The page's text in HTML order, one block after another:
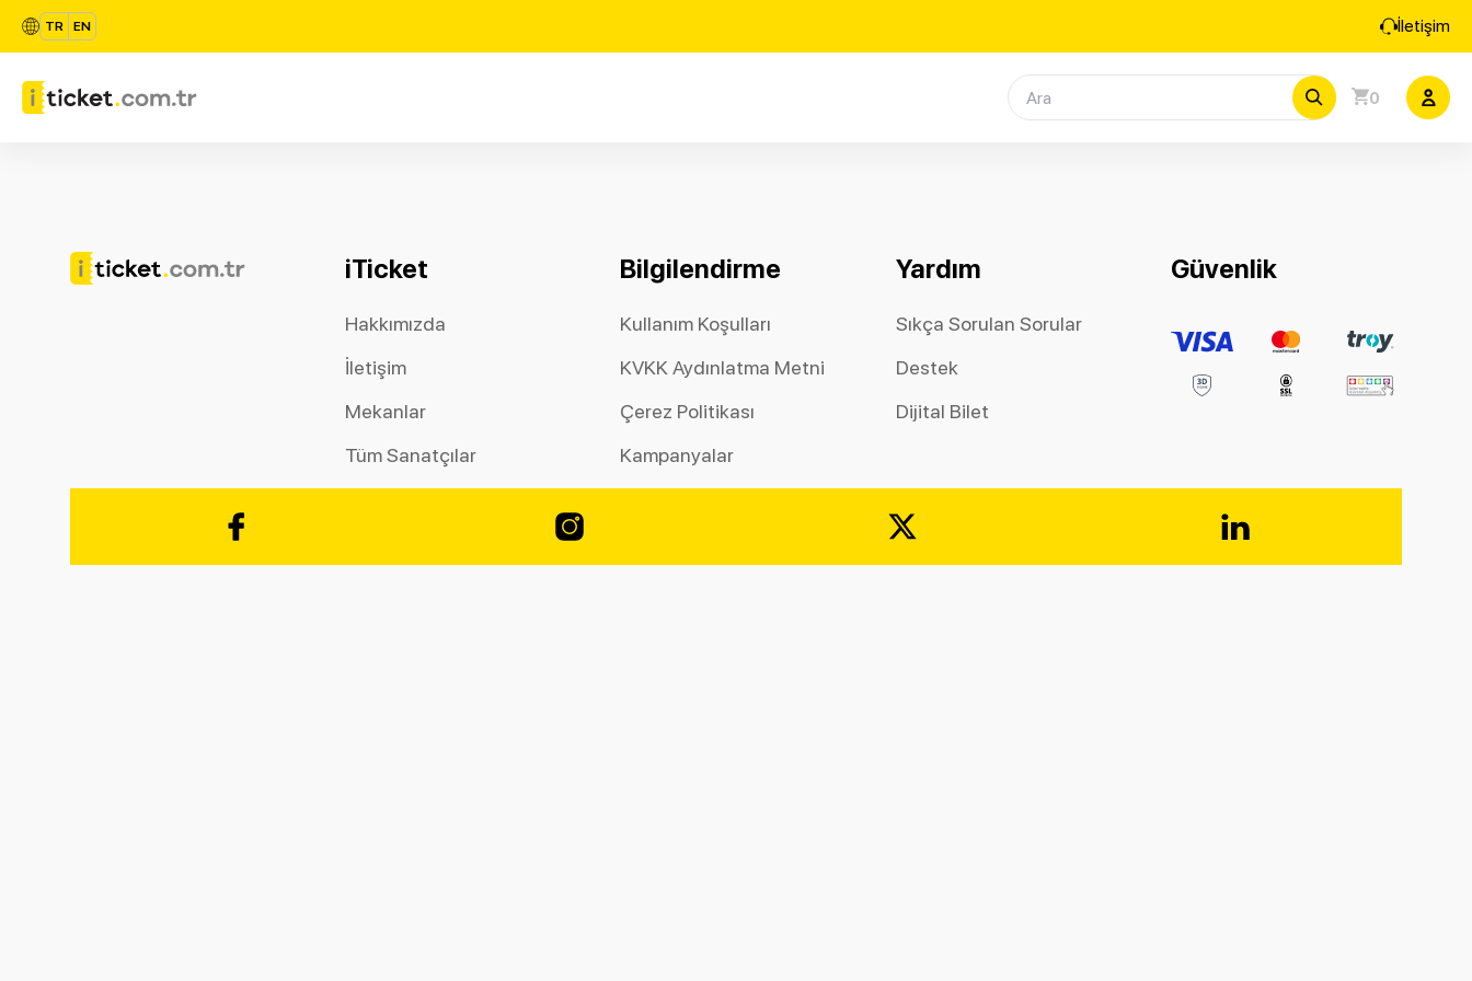
TR EN İletişim
0
iTicket
Hakkımızda
İletişim
Mekanlar
Tüm Sanatçılar
Bilgilendirme
Kullanım Koşulları
KVKK Aydınlatma Metni
Çerez Politikası
Kampanyalar
Yardım
Sıkça Sorulan Sorular
Destek
Dijital Bilet
Güvenlik